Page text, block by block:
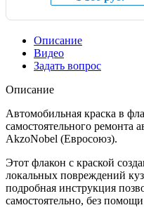
Описание
Видео
Задать вопрос
Описание
Автомобильная краска в
самостоятельного ремонта
AkzoNobel (Евросоюз).
Этот флакон с краской
локальных повреждений
подробная инструкция
самостоятельно, без